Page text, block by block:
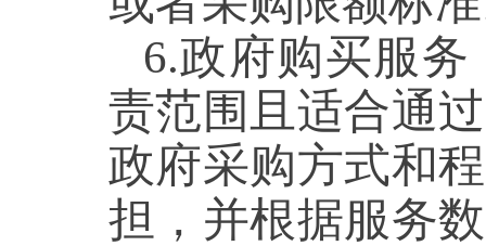
6.政府购买服
责范围且适合通
政府采购方式和
担，并根据服务